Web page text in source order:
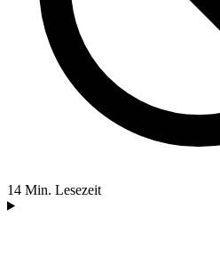
14 Min. Lesezeit